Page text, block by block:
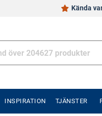
Kända
INSPIRATION TJÄNSTER